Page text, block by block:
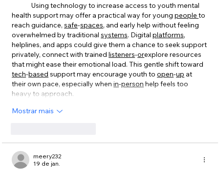
	Using technology to increase access to youth mental
health support may offer a practical way for young people to
reach guidance, safe-spaces, and early help without feeling
overwhelmed by traditional systems. Digital platforms,
helplines, and apps could give them a chance to seek support
privately, connect with trained listeners-orexplore resources
that might ease their emotional load. This gentle shift toward
tech-based support may encourage youth to open-up at
their own pace, especially when in-person help feels too
heavy to approach.
Mostrar mais
meery232
19 de jan.